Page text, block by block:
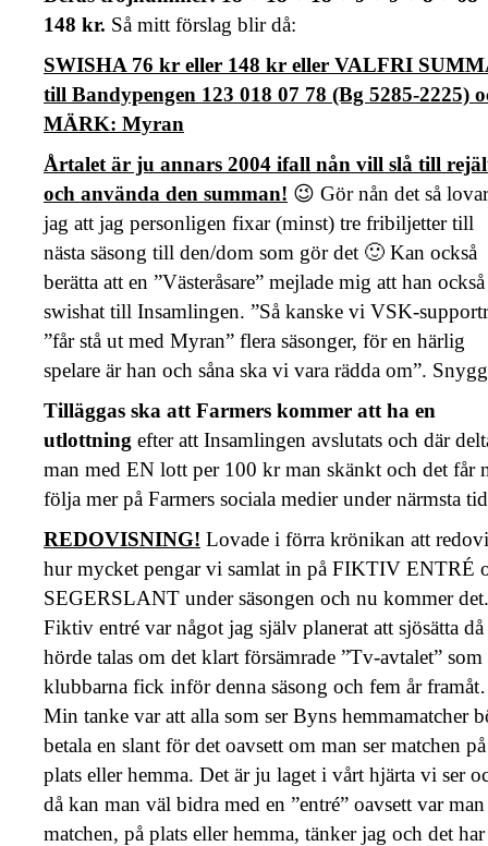
148 kr. Så mitt förslag blir då:
SWISHA 76 kr eller 148 kr eller VALFRI
till Bandypengen 123 018 07 78 (Bg 5285-2225)
MÄRK: Myran
Årtalet är ju annars 2004 ifall nån vill slå till
och använda den summan! 😉 Gör nån det så lovar
jag att jag personligen fixar (minst) tre fribiljetter till
nästa säsong till den/dom som gör det 🙂 Kan också
berätta att en ”Västeråsare” mejlade mig att han också
swishat till Insamlingen. ”Så kanske vi VSK-
”får stå ut med Myran” flera säsonger, för en härlig
spelare är han och såna ska vi vara rädda om”.
Tilläggas ska att Farmers kommer att ha en
utlottning efter att Insamlingen avslutats och där
man med EN lott per 100 kr man skänkt och det får
följa mer på Farmers sociala medier under närmsta
REDOVISNING! Lovade i förra krönikan att
hur mycket pengar vi samlat in på FIKTIV ENTRÉ
SEGERSLANT under säsongen och nu kommer det.
Fiktiv entré var något jag själv planerat att sjösätta
hörde talas om det klart försämrade ”Tv-avtalet” som
klubbarna fick inför denna säsong och fem år
Min tanke var att alla som ser Byns hemmamatcher
betala en slant för det oavsett om man ser matchen på
plats eller hemma. Det är ju laget i vårt hjärta vi ser
då kan man väl bidra med en ”entré” oavsett var man
matchen, på plats eller hemma, tänker jag och det har